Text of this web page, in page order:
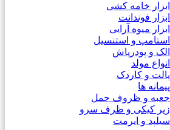
ابزار خامه کشی
ابزار فوندانت
ابزار میوه آرایی
استامپ و استنسیل
الک و پودرپاش
انواع مولد
پالت و کاردک
پیمانه ها
جعبه و ظروف حمل
زیر کیکی و ظرف سرو
سیلپد و ایرمت